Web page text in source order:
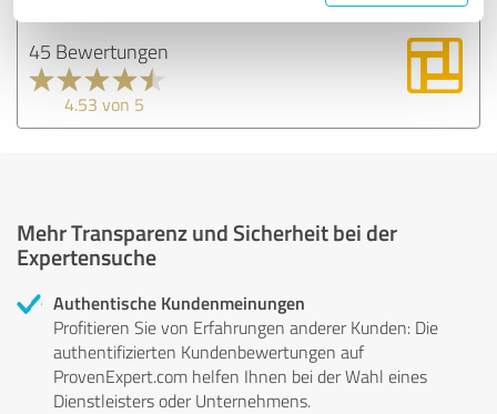
45 Bewertungen
4.53 von 5
Mehr Transparenz und Sicherheit bei der
Expertensuche
Authentische Kundenmeinungen
Profitieren Sie von Erfahrungen anderer Kunden: Die
authentifizierten Kundenbewertungen auf
ProvenExpert.com helfen Ihnen bei der Wahl eines
Dienstleisters oder Unternehmens.